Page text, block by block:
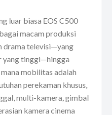
luar biasa EOS C500
macam produksi
drama televisi—yang
yang tinggi—hingga
mobilitas adalah
perekaman khusus,
multi-kamera, gimbal
kamera cinema